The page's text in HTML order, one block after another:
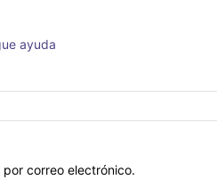
ayuda
correo electrónico.